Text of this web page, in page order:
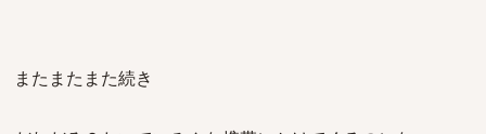
またまたまた続き